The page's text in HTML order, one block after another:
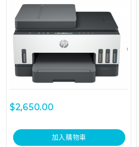
$2,650.00
加入購物車